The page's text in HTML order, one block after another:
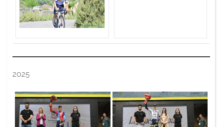
2025